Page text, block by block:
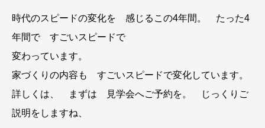
時代のスピードの変化を 感じるこの4年間。 たった4
年間で すごいスピードで
変わっています。
家づくりの内容も すごいスピードで変化しています。
詳しくは、 まずは 見学会へご予約を。 じっくりご
説明をしますね、